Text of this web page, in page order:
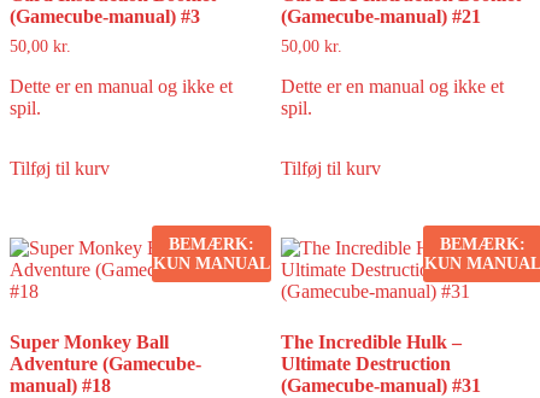
(Gamecube-manual) #3
50,00 kr.
Dette er en manual og ikke et
spil.
Tilføj til kurv
(Gamecube-manual) #21
50,00 kr.
Dette er en manual og ikke et
spil.
Tilføj til kurv
BEMÆRK:
KUN MANUAL
Super Monkey Ball
Adventure (Gamecube-
manual) #18
BEMÆRK:
KUN MANUAL
The Incredible Hulk –
Ultimate Destruction
(Gamecube-manual) #31